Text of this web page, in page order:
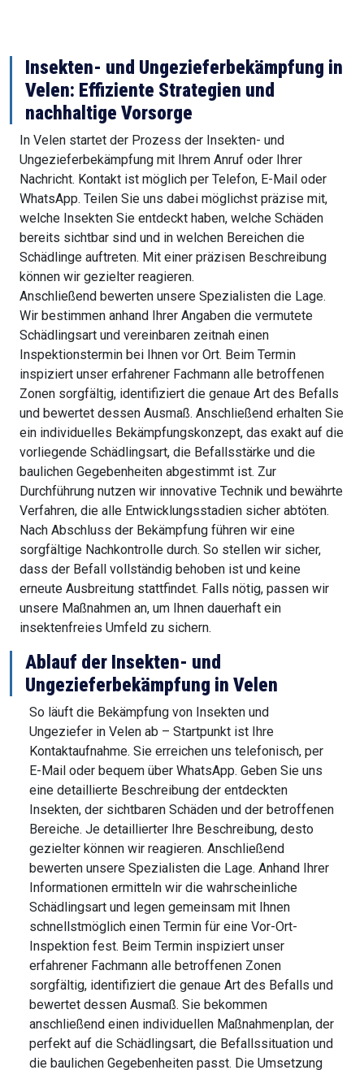
Insekten- und Ungezieferbekämpfung in
Velen: Effiziente Strategien und
nachhaltige Vorsorge
In Velen startet der Prozess der Insekten- und
Ungezieferbekämpfung mit Ihrem Anruf oder Ihrer
Nachricht. Kontakt ist möglich per Telefon, E-Mail oder
WhatsApp. Teilen Sie uns dabei möglichst präzise mit,
welche Insekten Sie entdeckt haben, welche Schäden
bereits sichtbar sind und in welchen Bereichen die
Schädlinge auftreten. Mit einer präzisen Beschreibung
können wir gezielter reagieren.
Anschließend bewerten unsere Spezialisten die Lage.
Wir bestimmen anhand Ihrer Angaben die vermutete
Schädlingsart und vereinbaren zeitnah einen
Inspektionstermin bei Ihnen vor Ort. Beim Termin
inspiziert unser erfahrener Fachmann alle betroffenen
Zonen sorgfältig, identifiziert die genaue Art des Befalls
und bewertet dessen Ausmaß. Anschließend erhalten Sie
ein individuelles Bekämpfungskonzept, das exakt auf die
vorliegende Schädlingsart, die Befallsstärke und die
baulichen Gegebenheiten abgestimmt ist. Zur
Durchführung nutzen wir innovative Technik und bewährte
Verfahren, die alle Entwicklungsstadien sicher abtöten.
Nach Abschluss der Bekämpfung führen wir eine
sorgfältige Nachkontrolle durch. So stellen wir sicher,
dass der Befall vollständig behoben ist und keine
erneute Ausbreitung stattfindet. Falls nötig, passen wir
unsere Maßnahmen an, um Ihnen dauerhaft ein
insektenfreies Umfeld zu sichern.
Ablauf der Insekten- und
Ungezieferbekämpfung in Velen
So läuft die Bekämpfung von Insekten und
Ungeziefer in Velen ab – Startpunkt ist Ihre
Kontaktaufnahme. Sie erreichen uns telefonisch, per
E-Mail oder bequem über WhatsApp. Geben Sie uns
eine detaillierte Beschreibung der entdeckten
Insekten, der sichtbaren Schäden und der betroffenen
Bereiche. Je detaillierter Ihre Beschreibung, desto
gezielter können wir reagieren. Anschließend
bewerten unsere Spezialisten die Lage. Anhand Ihrer
Informationen ermitteln wir die wahrscheinliche
Schädlingsart und legen gemeinsam mit Ihnen
schnellstmöglich einen Termin für eine Vor-Ort-
Inspektion fest. Beim Termin inspiziert unser
erfahrener Fachmann alle betroffenen Zonen
sorgfältig, identifiziert die genaue Art des Befalls und
bewertet dessen Ausmaß. Sie bekommen
anschließend einen individuellen Maßnahmenplan, der
perfekt auf die Schädlingsart, die Befallssituation und
die baulichen Gegebenheiten passt. Die Umsetzung